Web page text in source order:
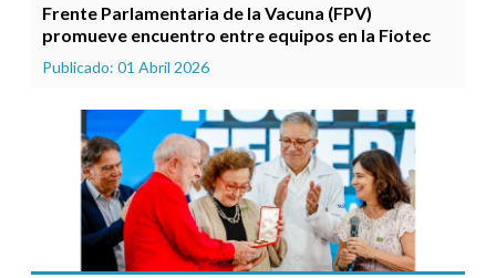
Frente Parlamentaria de la Vacuna (FPV)
promueve encuentro entre equipos en la Fiotec
Publicado: 01 Abril 2026